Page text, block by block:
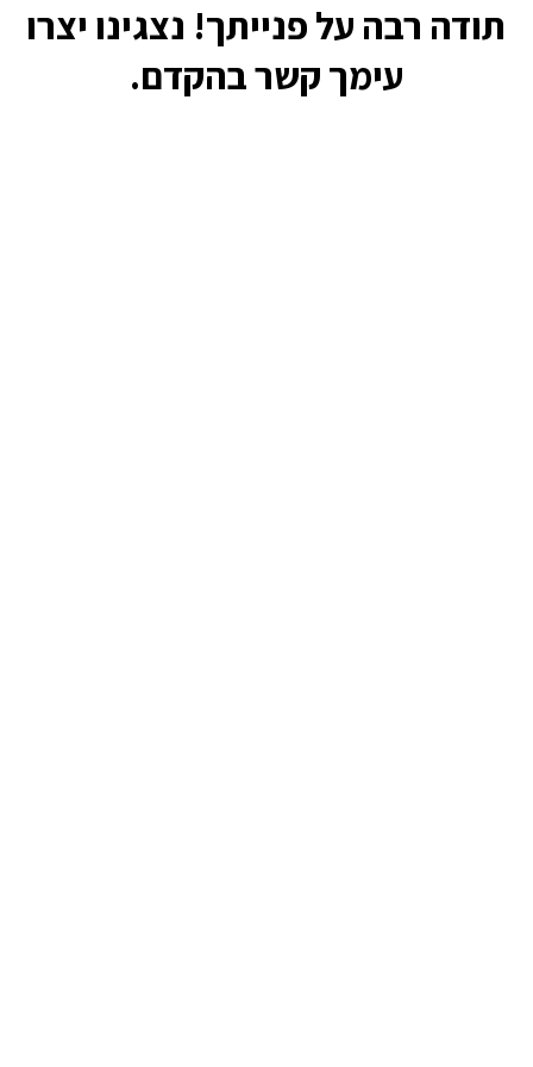
תודה רבה על פנייתך! נצגינו יצרו
עימך קשר בהקדם.